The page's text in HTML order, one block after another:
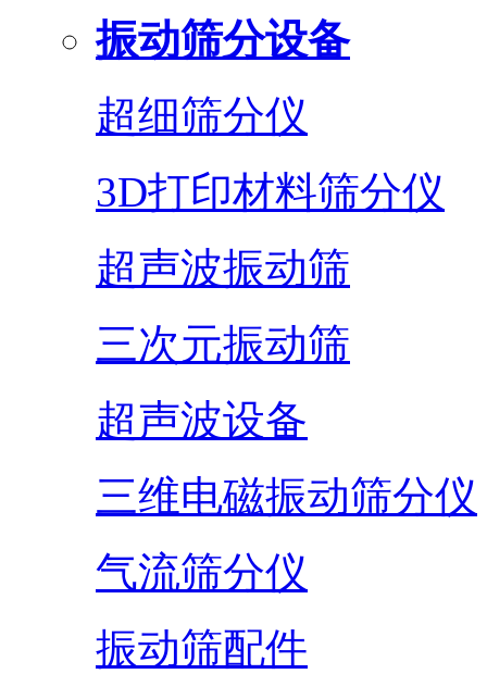
振动筛分设备
超细筛分仪
3D打印材料筛分仪
超声波振动筛
三次元振动筛
超声波设备
三维电磁振动筛分仪
气流筛分仪
振动筛配件